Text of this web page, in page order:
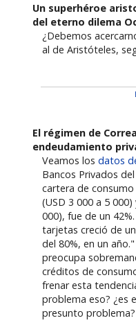
Un superhéroe
del eterno dilema
¿Debemos
al de Aristóteles,
El régimen de
endeudamiento
Veamos losdatos
Bancos Privados
cartera de
(USD 3 000 a 5
000), fue de un
tarjetas creció de
del 80%, en un
preocupa
créditos de
frenar esta
problema eso? ¿es
presunto problema?